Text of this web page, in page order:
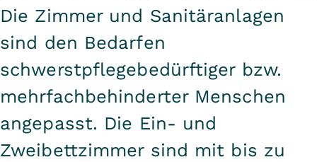
Die Zimmer und Sanitäranlagen
sind den Bedarfen
schwerstpflegebedürftiger bzw.
mehrfachbehinderter Menschen
angepasst. Die Ein- und
Zweibettzimmer sind mit bis zu